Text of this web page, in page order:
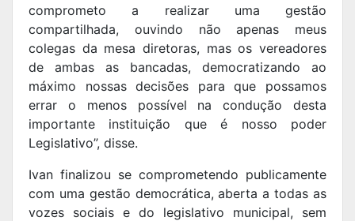
comprometo a realizar uma gestão
compartilhada, ouvindo não apenas meus
colegas da mesa diretoras, mas os vereadores
de ambas as bancadas, democratizando ao
máximo nossas decisões para que possamos
errar o menos possível na condução desta
importante instituição que é nosso poder
Legislativo”, disse.
Ivan finalizou se comprometendo publicamente
com uma gestão democrática, aberta a todas as
vozes sociais e do legislativo municipal, sem